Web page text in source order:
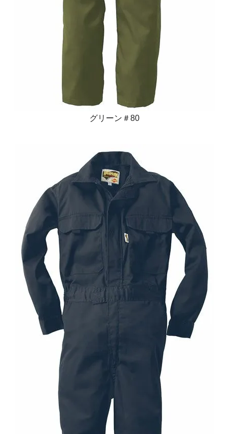
グリーン＃80